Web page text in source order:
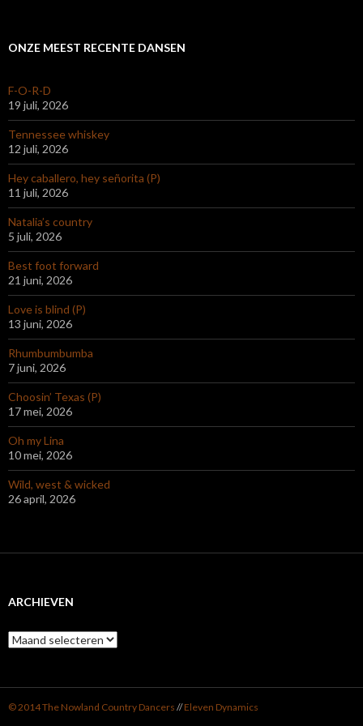
ONZE MEEST RECENTE DANSEN
F-O-R-D
19 juli, 2026
Tennessee whiskey
12 juli, 2026
Hey caballero, hey señorita (P)
11 juli, 2026
Natalia’s country
5 juli, 2026
Best foot forward
21 juni, 2026
Love is blind (P)
13 juni, 2026
Rhumbumbumba
7 juni, 2026
Choosin’ Texas (P)
17 mei, 2026
Oh my Lina
10 mei, 2026
Wild, west & wicked
26 april, 2026
ARCHIEVEN
Archieven
© 2014 The Nowland Country Dancers //Eleven Dynamics